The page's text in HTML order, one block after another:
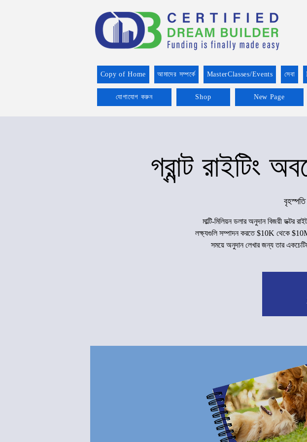
Copy of Home আমাদের সম্পর্কে MasterClasses/Events সেবা
যোগাযোগ করুন Shop New Page
গ্রান্ট রাইটিং
মাল্টি-মিলিয়ন ডলার অনুদান বিজয়ী ডক্টর
লক্ষ্যগুলি সম্পাদন করতে $10K থেকে
সময়ে অনুদান লেখার জন্য তার